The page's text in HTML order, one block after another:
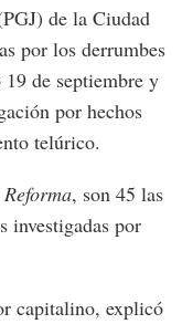
de la Ciudad
por los derrumbes
de septiembre y
por hechos
telúrico.
Reforma, son 45 las
investigadas por
capitalino, explicó